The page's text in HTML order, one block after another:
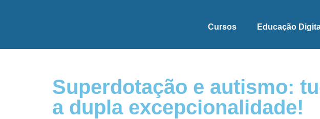
Cursos Educação
Superdotação e autismo:
a dupla excepcionalidade!